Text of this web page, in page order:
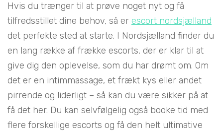
Hvis du trænger til at prøve noget nyt og få
tilfredsstillet dine behov, så er escort nordsjælland
det perfekte sted at starte. I Nordsjælland finder du
en lang række af frække escorts, der er klar til at
give dig den oplevelse, som du har drømt om. Om
det er en intimmassage, et frækt kys eller andet
pirrende og liderligt – så kan du være sikker på at
få det her. Du kan selvfølgelig også booke tid med
flere forskellige escorts og få den helt ultimative